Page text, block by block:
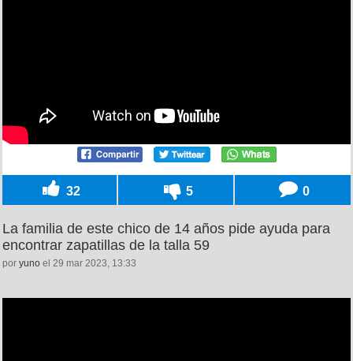
32 5 0
La familia de este chico de 14 años pide ayuda para
encontrar zapatillas de la talla 59
por yuno el 29 mar 2023, 13:33